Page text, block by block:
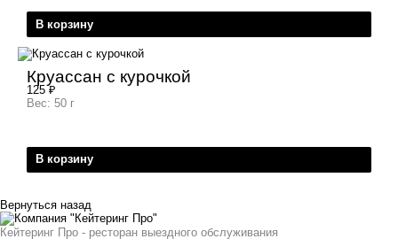
В корзину
Круассан с курочкой
125₽
Вес: 50 г
В корзину
Вернуться назад
Кейтеринг Про - ресторан выездного обслуживания